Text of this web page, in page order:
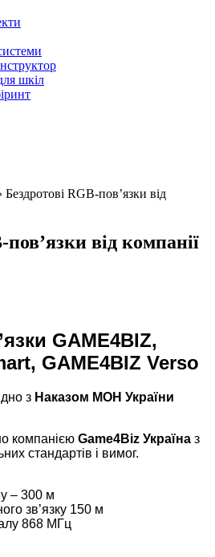
шкіл
› Бездротові RGB-пов’язки від
від компанії
GAME4BIZ,
GAME4BIZ Verso
з Наказом МОН України
компанією Game4Biz Україна з
стандартів і вимог.
– 300 м
зв’язку 150 м
868 МГц